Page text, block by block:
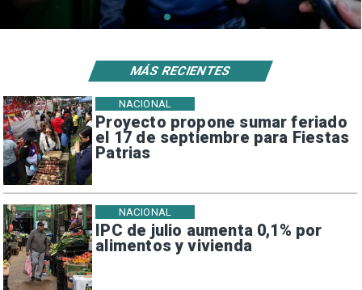
Proyecto propone sumar feriado
el 17 de septiembre para Fiestas
Patrias
NACIONAL
IPC de julio aumenta 0,1% por
alimentos y vivienda
NACIONAL
MÁS RECIENTES